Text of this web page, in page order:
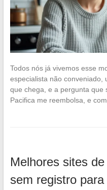
Todos nós já vivemos esse
especialista não conveniado,
que chega, e a pergunta que
Pacifica me reembolsa, e
Melhores sites
sem registro